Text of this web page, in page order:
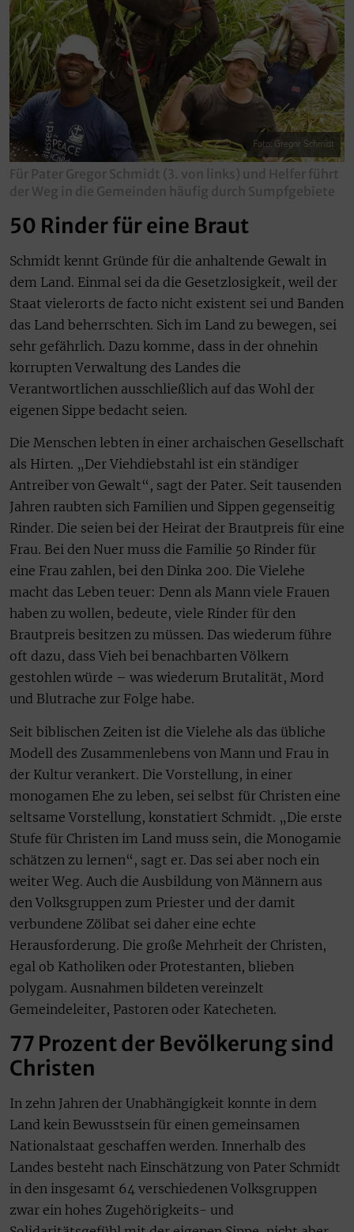
Foto: Gregor Schmidt
Für Pater Gregor Schmidt (3. von links) und Helfer führt
der Weg in die Gemeinden häufig durch Sumpfgebiete
50 Rinder für eine Braut
Schmidt kennt Gründe für die anhaltende Gewalt in
dem Land. Einmal sei da die Gesetzlosigkeit, weil der
Staat vielerorts de facto nicht existent sei und Banden
das Land beherrschten. Sich im Land zu bewegen, sei
sehr gefährlich. Dazu komme, dass in der ohnehin
korrupten Verwaltung des Landes die
Verantwortlichen ausschließlich auf das Wohl der
eigenen Sippe bedacht seien.
Die Menschen lebten in einer archaischen Gesellschaft
als Hirten. „Der Viehdiebstahl ist ein ständiger
Antreiber von Gewalt“, sagt der Pater. Seit tausenden
Jahren raubten sich Familien und Sippen gegenseitig
Rinder. Die seien bei der Heirat der Brautpreis für eine
Frau. Bei den Nuer muss die Familie 50 Rinder für
eine Frau zahlen, bei den Dinka 200. Die Vielehe
macht das Leben teuer: Denn als Mann viele Frauen
haben zu wollen, bedeute, viele Rinder für den
Brautpreis besitzen zu müssen. Das wiederum führe
oft dazu, dass Vieh bei benachbarten Völkern
gestohlen würde – was wiederum Brutalität, Mord
und Blutrache zur Folge habe.
Seit biblischen Zeiten ist die Vielehe als das übliche
Modell des Zusammenlebens von Mann und Frau in
der Kultur verankert. Die Vorstellung, in einer
monogamen Ehe zu leben, sei selbst für Christen eine
seltsame Vorstellung, konstatiert Schmidt. „Die erste
Stufe für Christen im Land muss sein, die Monogamie
schätzen zu lernen“, sagt er. Das sei aber noch ein
weiter Weg. Auch die Ausbildung von Männern aus
den Volksgruppen zum Priester und der damit
verbundene Zölibat sei daher eine echte
Herausforderung. Die große Mehrheit der Christen,
egal ob Katholiken oder Protestanten, blieben
polygam. Ausnahmen bildeten vereinzelt
Gemeindeleiter, Pastoren oder Katecheten.
77 Prozent der Bevölkerung sind
Christen
In zehn Jahren der Unabhängigkeit konnte in dem
Land kein Bewusstsein für einen gemeinsamen
Nationalstaat geschaffen werden. Innerhalb des
Landes besteht nach Einschätzung von Pater Schmidt
in den insgesamt 64 verschiedenen Volksgruppen
zwar ein hohes Zugehörigkeits- und